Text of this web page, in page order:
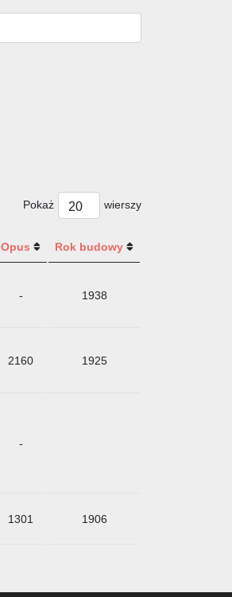
Pokaż wierszy
Opus Rok budowy
- 1938
2160 1925
-
1301 1906